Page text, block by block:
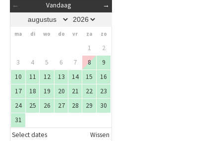
← Vandaag →
ma di wo do vr za zo
1
2
3
4 5 6 7 8
9
10
11 12 13 14 15
16
17
18 19 20 21 22
23
24
25 26 27 28 29
30
31
Select dates
Wissen